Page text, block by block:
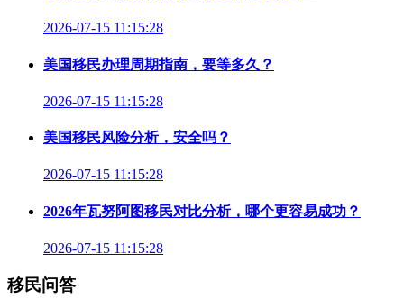
2026-07-15 11:15:28
美国移民办理周期指南，要等多久？
2026-07-15 11:15:28
美国移民风险分析，安全吗？
2026-07-15 11:15:28
2026年瓦努阿图移民对比分析，哪个更容易成功？
2026-07-15 11:15:28
移民问答